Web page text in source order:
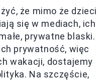
że mimo że dzieci
się w mediach, ich
prywatne blaski.
prywatność, więc
wakacji, dostajemy
Na szczęście,